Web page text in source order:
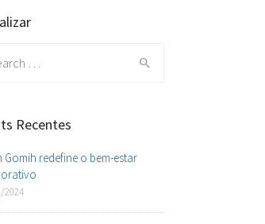
Recentes
Gomih redefine o bem-estar
2024